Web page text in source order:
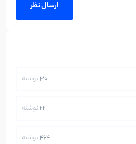
30نوشته
22نوشته
464نوشته